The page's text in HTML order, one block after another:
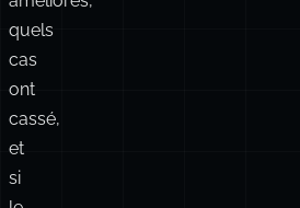
quels
cas
ont
cassé,
et
si
le